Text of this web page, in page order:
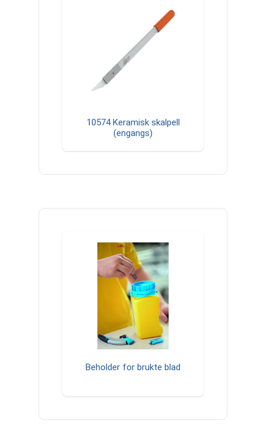
10574 Keramisk skalpell
(engangs)
Beholder for brukte blad